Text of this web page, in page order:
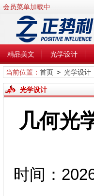
会员菜单加载中......
精品美文 光学设计
当前位置： 首页> 光学设计
光学设计
几何光
时间：